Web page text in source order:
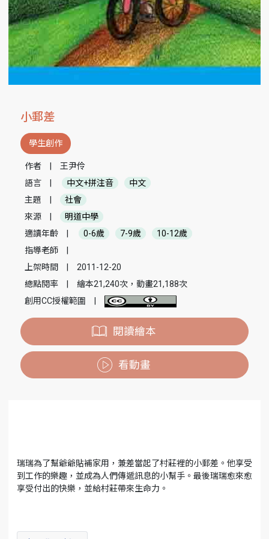
小郵差
學生創作
作者
王尹伶
語言
中文+拼注音
中文
主題
社會
來源
明道中學
適讀年齡
0-6歲 7-9歲
10-12歲
指導老師
上架時間
2011-12-20
總點閱率
繪本21,240次，動畫21,188次
創用CC授權範圍
閱讀繪本
看動畫
瑞瑞為了幫爺爺貼補家用，兼差當起了村莊裡的小郵差。他享受
到工作的樂趣，並成為人們傳遞訊息的小幫手。最後瑞瑞愈來愈
享受付出的快樂，並給村莊帶來生命力。